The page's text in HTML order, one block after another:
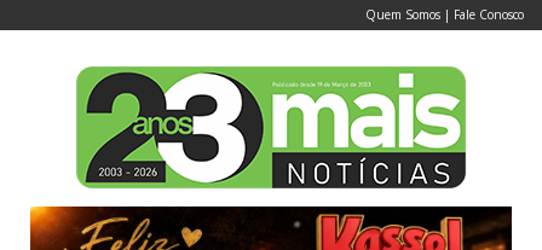
Quem Somos | Fale Conosco